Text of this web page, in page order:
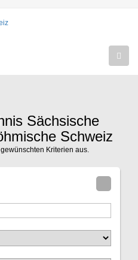
Sächsische
Schweiz
Kriterien aus.